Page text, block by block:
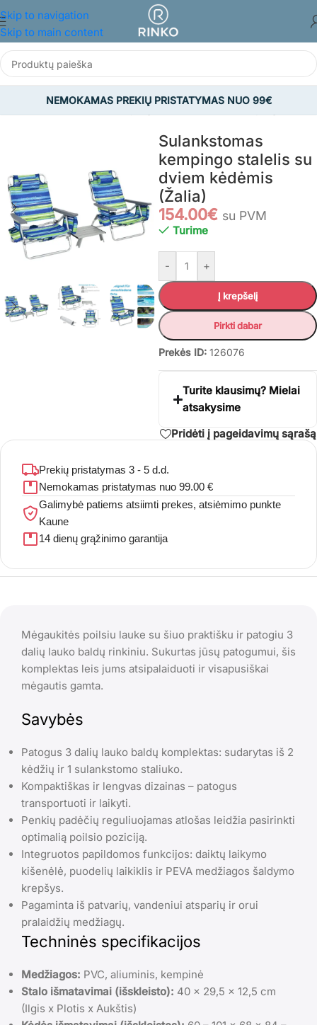
Skip to navigation
Skip to main content
NEMOKAMAS PREKIŲ PRISTATYMAS NUO 99€
IR LAISVALAIKIS /Kempingas ir aksesuarai/Kempingo kėdės
Sulankstomas
kempingo stalelis su
dviem kėdėmis
(Žalia)
154.00€ su PVM
Turime
- +
Į krepšelį
Pirkti dabar
Prekės ID: 126076
Turite klausimų? Mielai
atsakysime
Pridėti į pageidavimų sąrašą
Prekių pristatymas 3 - 5 d.d.
Nemokamas pristatymas nuo 99.00 €
Galimybė patiems atsiimti prekes, atsiėmimo punkte
Kaune
14 dienų grąžinimo garantija
Mėgaukitės poilsiu lauke su šiuo praktišku ir patogiu 3
dalių lauko baldų rinkiniu. Sukurtas jūsų patogumui, šis
komplektas leis jums atsipalaiduoti ir visapusiškai
mėgautis gamta.
Savybės
Patogus 3 dalių lauko baldų komplektas: sudarytas iš 2
kėdžių ir 1 sulankstomo staliuko.
Kompaktiškas ir lengvas dizainas – patogus
transportuoti ir laikyti.
Penkių padėčių reguliuojamas atlošas leidžia pasirinkti
optimalią poilsio poziciją.
Integruotos papildomos funkcijos: daiktų laikymo
kišenėlė, puodelių laikiklis ir PEVA medžiagos šaldymo
krepšys.
Pagaminta iš patvarių, vandeniui atsparių ir orui
pralaidžių medžiagų.
Techninės specifikacijos
Medžiagos: PVC, aliuminis, kempinė
Stalo išmatavimai (išskleisto): 40 x 29,5 x 12,5 cm
(Ilgis x Plotis x Aukštis)